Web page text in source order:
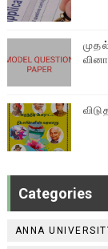
Categories
ANNA